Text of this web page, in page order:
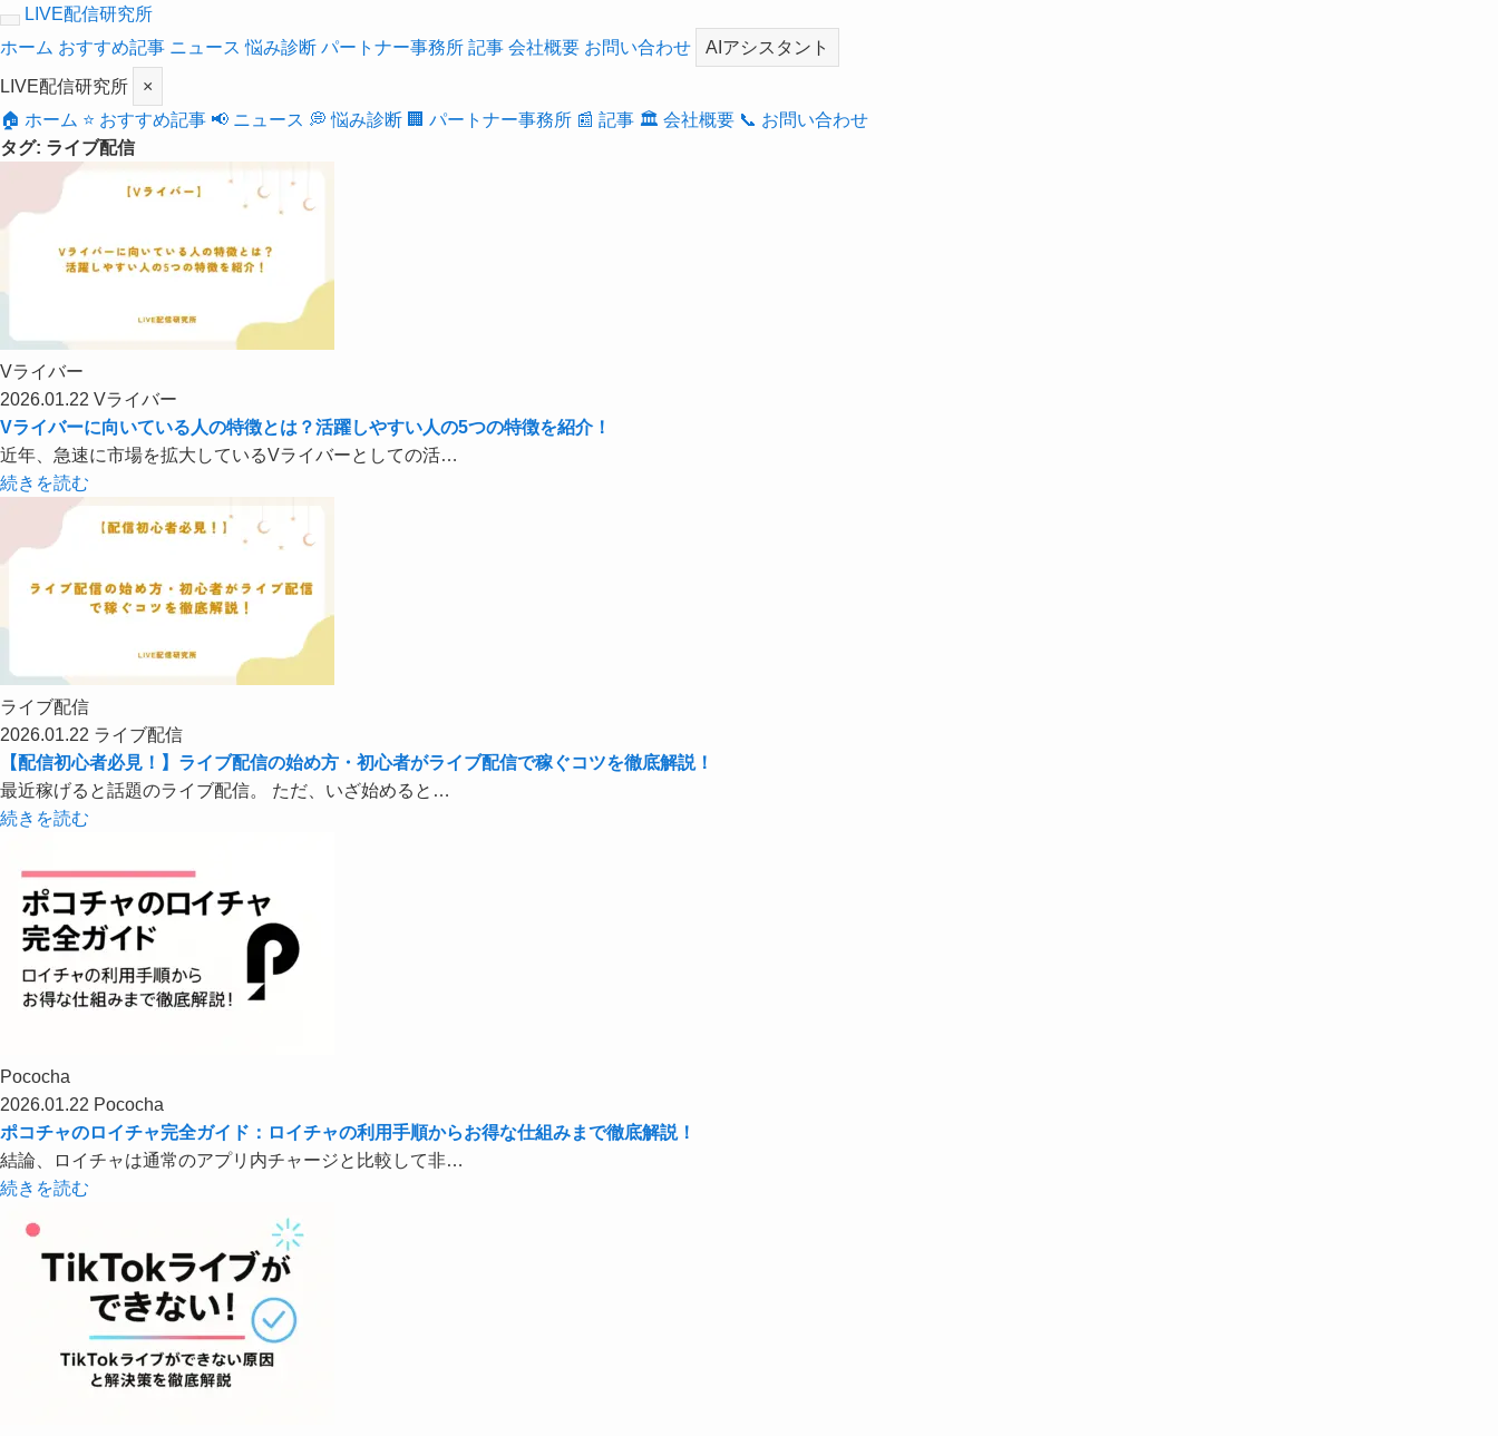
LIVE配信研究所
ホーム おすすめ記事 ニュース 悩み診断 パートナー事務所 記事 会社概要 お問い合わせ AIアシスタント
LIVE配信研究所
×
🏠 ホーム ⭐ おすすめ記事 📢 ニュース 💭 悩み診断 🏢 パートナー事務所 📰 記事 🏛️ 会社概要 📞 お問い合わせ
タグ: ライブ配信
Vライバー
2026.01.22 Vライバー
Vライバーに向いている人の特徴とは？活躍しやすい人の5つの特徴を紹介！
近年、急速に市場を拡大しているVライバーとしての活…
続きを読む
ライブ配信
2026.01.22 ライブ配信
【配信初心者必見！】ライブ配信の始め方・初心者がライブ配信で稼ぐコツを徹底解説！
最近稼げると話題のライブ配信。 ただ、いざ始めると…
続きを読む
Pococha
2026.01.22 Pococha
ポコチャのロイチャ完全ガイド：ロイチャの利用手順からお得な仕組みまで徹底解説！
結論、ロイチャは通常のアプリ内チャージと比較して非…
続きを読む